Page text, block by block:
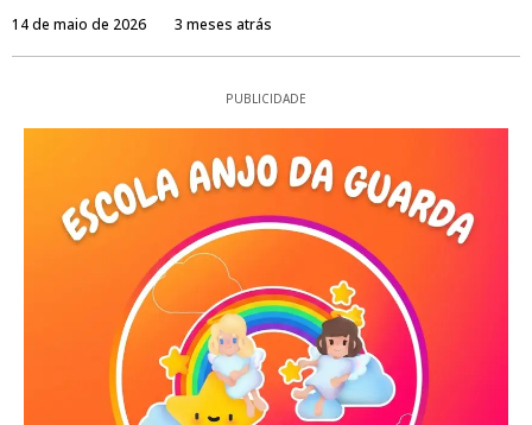
14 de maio de 2026 3 meses atrás
PUBLICIDADE